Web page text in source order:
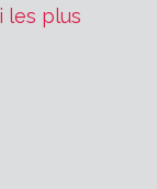
les plus